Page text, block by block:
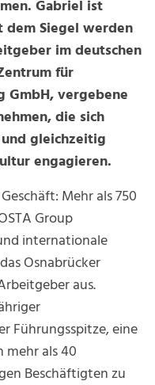
Gabriel ist
dem Siegel werden
im deutschen
für
vergebene
die sich
gleichzeitig
engagieren.
Mehr als 750
Group
internationale
Osnabrücker
aus.
Führungsspitze, eine
als 40
Beschäftigten zu